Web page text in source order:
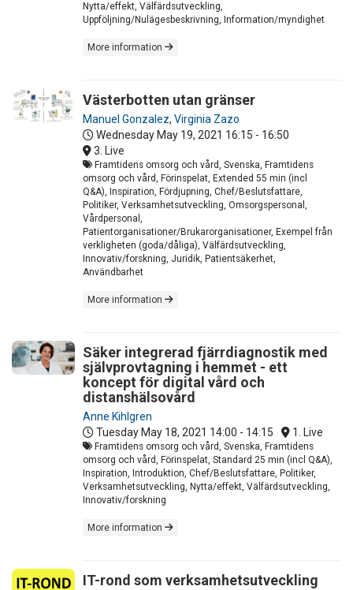
Nytta/effekt, Välfärdsutveckling,
Uppföljning/Nulägesbeskrivning, Information/myndighet
More information
Västerbotten utan gränser
Manuel Gonzalez, Virginia Zazo
Wednesday May 19, 2021 16:15 - 16:50
3. Live
Framtidens omsorg och vård, Svenska, Framtidens
omsorg och vård, Förinspelat, Extended 55 min (incl
Q&A), Inspiration, Fördjupning, Chef/Beslutsfattare,
Politiker, Verksamhetsutveckling, Omsorgspersonal,
Vårdpersonal,
Patientorganisationer/Brukarorganisationer, Exempel från
verkligheten (goda/dåliga), Välfärdsutveckling,
Innovativ/forskning, Juridik, Patientsäkerhet,
Användbarhet
More information
Säker integrerad fjärrdiagnostik med
självprovtagning i hemmet - ett
koncept för digital vård och
distanshälsovård
Anne Kihlgren
Tuesday May 18, 2021 14:00 - 14:15 1. Live
Framtidens omsorg och vård, Svenska, Framtidens
omsorg och vård, Förinspelat, Standard 25 min (incl Q&A),
Inspiration, Introduktion, Chef/Beslutsfattare, Politiker,
Verksamhetsutveckling, Nytta/effekt, Välfärdsutveckling,
Innovativ/forskning
More information
IT-rond som verksamhetsutveckling